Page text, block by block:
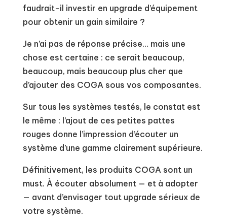
faudrait-il investir en upgrade d’équipement
pour obtenir un gain similaire ?
Je n’ai pas de réponse précise… mais une
chose est certaine : ce serait beaucoup,
beaucoup, mais beaucoup plus cher que
d’ajouter des COGA sous vos composantes.
Sur tous les systèmes testés, le constat est
le même : l’ajout de ces petites pattes
rouges donne l’impression d’écouter un
système d’une gamme clairement supérieure.
Définitivement, les produits COGA sont un
must. À écouter absolument — et à adopter
— avant d’envisager tout upgrade sérieux de
votre système.